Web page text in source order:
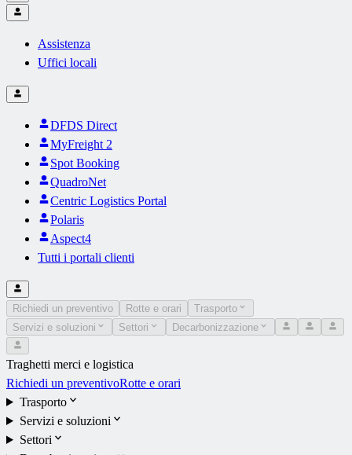
Assistenza
Uffici locali
DFDS Direct
MyFreight 2
Spot Booking
QuadroNet
Centric Logistics Portal
Polaris
Aspect4
Tutti i portali clienti
Richiedi un preventivo Rotte e orari
Trasporto
Servizi e soluzioni
Settori Decarbonizzazione
Traghetti merci e logistica
Richiedi un preventivoRotte e orari
Trasporto
Servizi e soluzioni
Settori